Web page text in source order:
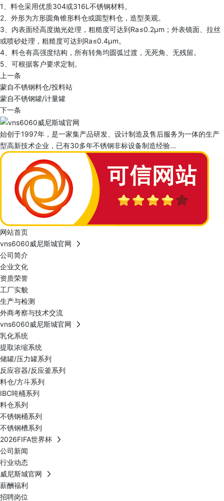
1、料仓采用优质304或316L不锈钢材料。
2、外形为方形圆角锥形料仓或圆型料仓，造型美观。
3、内表面经高度抛光处理，粗糙度可达到Ra≤0.2μm；外表镜面、拉丝
或喷砂处理，粗糙度可达到Ra≤0.4μm。
4、料仓有高强度结构，所有转角均圆弧过渡，无死角、无残留。
5、可根据客户要求定制。
上一条
蒙自不锈钢料仓/投料站
蒙自不锈钢罐/计量罐
下一条
始创于1997年，是一家集产品研发、设计制造及售后服务为一体的生产
型高新技术企业，已有30多年不锈钢非标设备制造经验...
网站首页
vns6060威尼斯城官网
公司简介
企业文化
资质荣誉
工厂实貌
生产与检测
外商考察与技术交流
vns6060威尼斯城官网
乳化系统
提取浓缩系统
储罐/压力罐系列
反应容器/反应釜系列
料仓/方斗系列
IBC吨桶系列
料仓系列
不锈钢桶系列
不锈钢槽系列
2026FIFA世界杯
公司新闻
行业动态
威尼斯城官网
薪酬福利
招聘岗位